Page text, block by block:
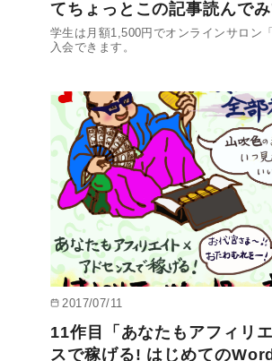
てちょっとこの記事読んで
学生は月額1,500円でオンラインサロン
入会できます。
2017/07/11
11作目「あなたもアフィリ
スで稼げる! はじめての